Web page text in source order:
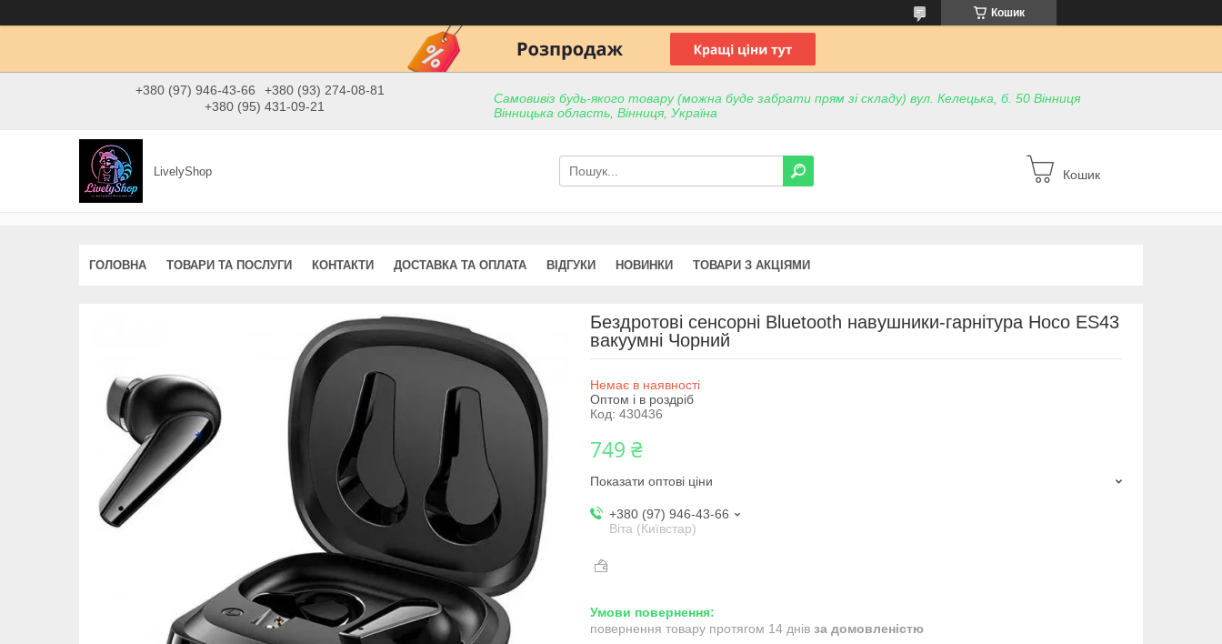
Кошик
+380 (97) 946-43-66
+380 (93) 274-08-81
+380 (95) 431-09-21
Самовивіз будь-якого товару (можна буде забрати прям зі складу) вул. Келецька, б. 50 Вінниця
Вінницька область, Вінниця, Україна
LivelyShop Кошик
ГОЛОВНА ТОВАРИ ТА ПОСЛУГИ КОНТАКТИ ДОСТАВКА ТА ОПЛАТА ВІДГУКИ НОВИНКИ ТОВАРИ З АКЦІЯМИ
Бездротові сенсорні Bluetooth навушники-гарнітура Hoco ES43
вакуумні Чорний
Немає в наявності
Оптом і в роздріб
Код: 430436
749 ₴
Показати оптові ціни
+380 (97) 946-43-66
Віта (Київстар)
повернення товару протягом 14 днів за домовленістю